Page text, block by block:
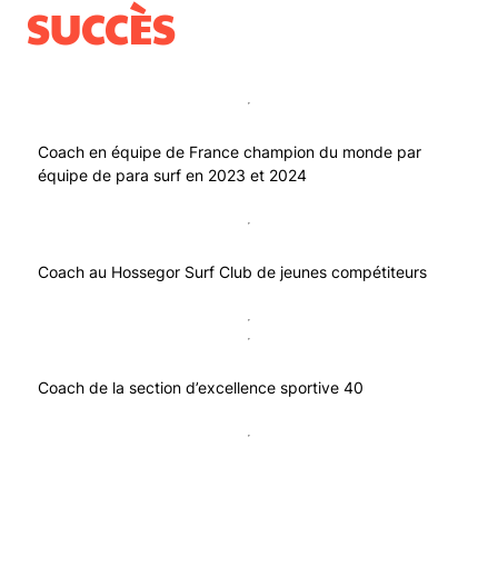
SUCCÈS
Coach en équipe de France champion du monde par
équipe de para surf en 2023 et 2024
Coach au Hossegor Surf Club de jeunes compétiteurs
Coach de la section d’excellence sportive 40